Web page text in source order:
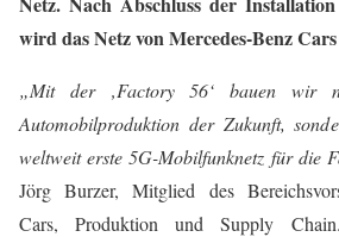
wird das Netz von Mercedes-Benz
„Mit der ‚Factory 56‘ bauen wir
Automobilproduktion der Zukunft,
weltweit erste 5G-Mobilfunknetz für die
Jörg Burzer, Mitglied des
Cars, Produktion und Supply